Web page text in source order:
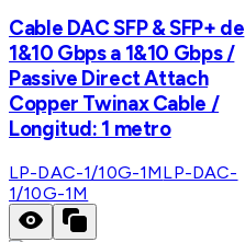
Cable DAC SFP & SFP+ de
1&10 Gbps a 1&10 Gbps /
Passive Direct Attach
Copper Twinax Cable /
Longitud: 1 metro
LP-DAC-1/10G-1MLP-DAC-
1/10G-1M